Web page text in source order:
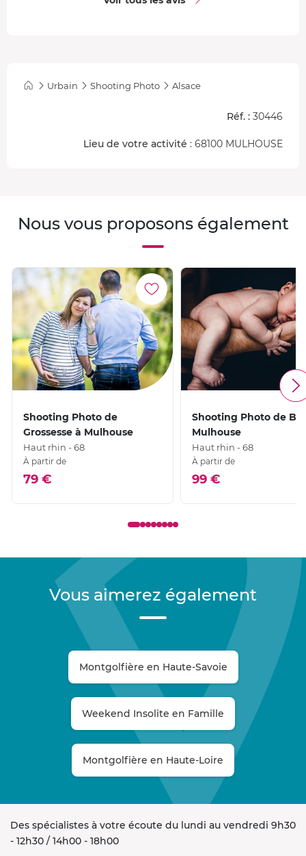
Urbain Shooting Photo Alsace
Réf. : 30446
Lieu de votre activité : 68100 MULHOUSE
Nous vous proposons également
Shooting Photo de
Grossesse à Mulhouse
Haut rhin - 68
À partir de
79 €
Shooting Photo de
Mulhouse
Haut rhin - 68
À partir de
99 €
Vous aimerez également
Montgolfière en Haute-Savoie
Weekend Insolite en Famille
Montgolfière en Haute-Loire
Des spécialistes à votre écoute du lundi au vendredi 9h30
- 12h30 / 14h00 - 18h00